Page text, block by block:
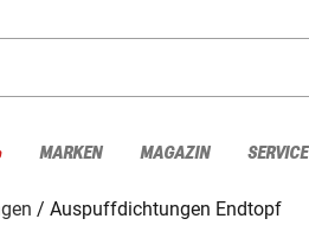
MARKEN MAGAZIN SERVICE
Auspuffdichtungen Endtopf